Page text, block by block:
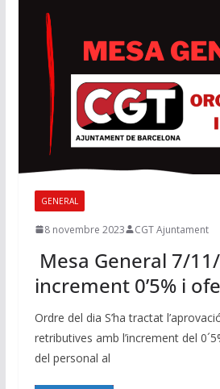
GENERAL
8 novembre 2023 CGT Ajuntament
Mesa General 7/
increment 0’5% i
Ordre del dia S’ha tractat
retributives amb l’increment del
del personal al